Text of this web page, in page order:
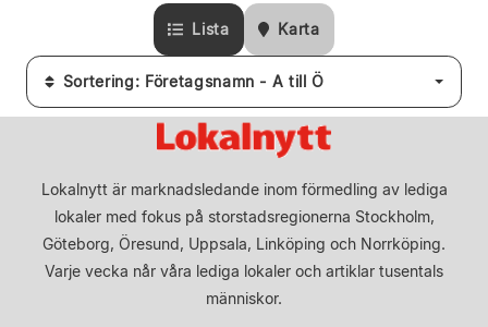
Lista Karta
Sortering: Företagsnamn - A till Ö
Lokalnytt är marknadsledande inom förmedling av lediga
lokaler med fokus på storstadsregionerna Stockholm,
Göteborg, Öresund, Uppsala, Linköping och Norrköping.
Varje vecka når våra lediga lokaler och artiklar tusentals
människor.